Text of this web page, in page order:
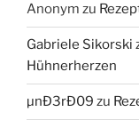
Anonym zu
Gabriele Sikorski
Hühnerherzen
µnÐ3rÐ09 zu